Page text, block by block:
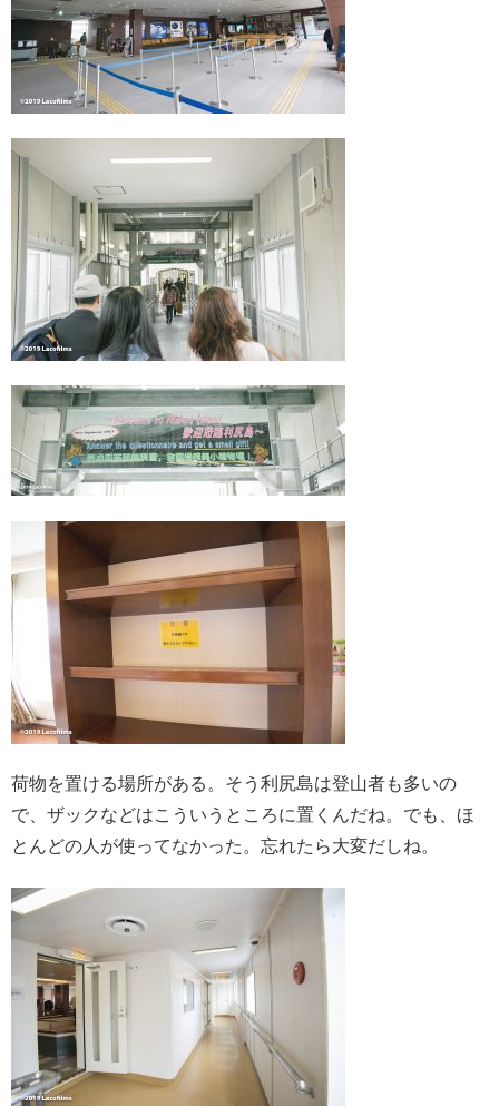
荷物を置ける場所がある。そう利尻島は登山者も多いの
で、ザックなどはこういうところに置くんだね。でも、ほ
とんどの人が使ってなかった。忘れたら大変だしね。